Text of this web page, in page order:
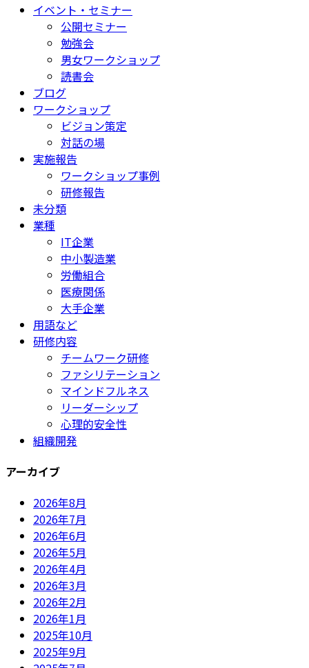
イベント・セミナー
公開セミナー
勉強会
男女ワークショップ
読書会
ブログ
ワークショップ
ビジョン策定
対話の場
実施報告
ワークショップ事例
研修報告
未分類
業種
IT企業
中小製造業
労働組合
医療関係
大手企業
用語など
研修内容
チームワーク研修
ファシリテーション
マインドフルネス
リーダーシップ
心理的安全性
組織開発
アーカイブ
2026年8月
2026年7月
2026年6月
2026年5月
2026年4月
2026年3月
2026年2月
2026年1月
2025年10月
2025年9月